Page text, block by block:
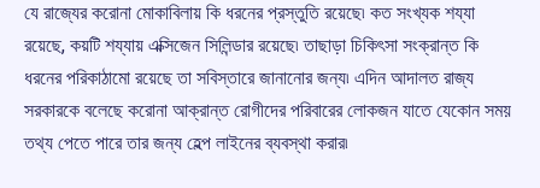
যে রাজ্যের করোনা মোকাবিলায় কি ধরনের প্রস্তুতি রয়েছে৷ কত সংখ্যক শয্যা
রয়েছে, কয়টি শয্যায় এক্সিজেন সিলিন্ডার রয়েছে৷ তাছাড়া চিকিৎসা সংক্রান্ত কি
ধরনের পরিকাঠামো রয়েছে তা সবিস্তারে জানানোর জন্য৷ এদিন আদালত রাজ্য
সরকারকে বলেছে করোনা আক্রান্ত রোগীদের পরিবারের লোকজন যাতে যেকোন সময়
তথ্য পেতে পারে তার জন্য হেল্প লাইনের ব্যবস্থা করার৷